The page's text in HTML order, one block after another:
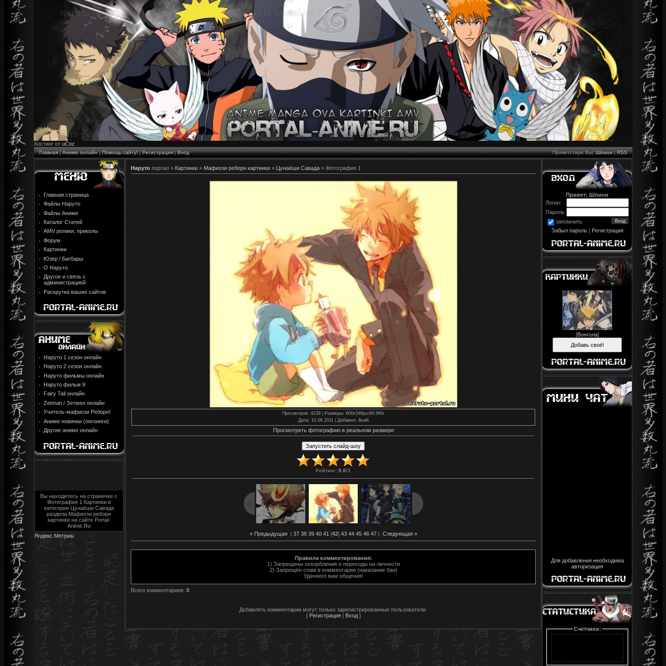
Хостинг от uCoz
Главная|Аниме онлайн|Помощь сайту!|Регистрация|Вход Приветствую Вас Шпион|RSS
Главная страница
Файлы Наруто
Файлы Аниме
Каталог Статей
AMV ролики, приколы
Форум
Картинки
Юзер / Бигбары
О Наруто
Другое и связь с
администрацией
Раскрутка ваших сайтов
Наруто 1 сезон онлайн
Наруто 2 сезон онлайн
Наруто фильмы онлайн
Наруто фильм 9
Fairy Tail онлайн
Zetman / Зетмен онлайн
Учитель-мафиози Реборн!
Аниме новинки (онгоинги)
Другие аниме онлайн
Вы находитесь на страничке с
Фотография 1 Картинки в
категории Цунаёши Савада
раздела Мафиози реборн
картинки на сайте Portal-
Anime.Ru
Наруто портал » Картинки » Мафиози реборн картинки » Цунаёши Савада » Фотография 1
Просмотров: 4239 | Размеры: 600x549px/60.8Kb
Дата: 10.06.2011 | Добавил: Aceh
Просмотреть фотографию в реальном размере
Рейтинг: 5.0/3
« Предыдущая| 37 38 39 40 41 [42] 43 44 45 46 47| Следующая »
Правила комментирования:
1) Запрещены оскорбления и переходы на личности
2) Запрещён спам в комментарии (наказание бан)
Удачного вам общения!
Всего комментариев: 0
Добавлять комментарии могут только зарегистрированные пользователи.
[ Регистрация| Вход]
Привет: Шпион
Логин:
Пароль:
запомнить
Забыл пароль| Регистрация
[Вонгола]
Для добавления необходима
авторизация
Счетчики: